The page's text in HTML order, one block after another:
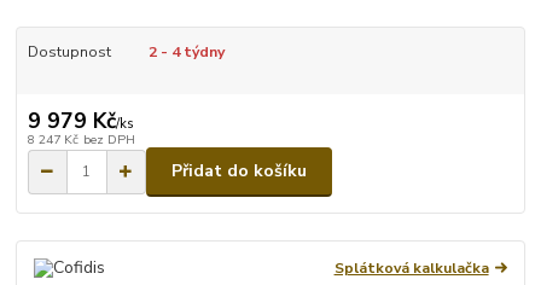
Dostupnost 2 - 4 týdny
9 979 Kč/ks
8 247 Kč bez DPH
Přidat do košíku
Splátková kalkulačka